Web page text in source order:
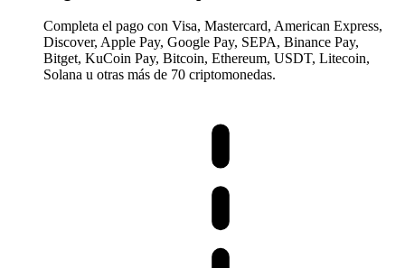
Completa el pago con Visa, Mastercard, American Express,
Discover, Apple Pay, Google Pay, SEPA, Binance Pay,
Bitget, KuCoin Pay, Bitcoin, Ethereum, USDT, Litecoin,
Solana u otras más de 70 criptomonedas.